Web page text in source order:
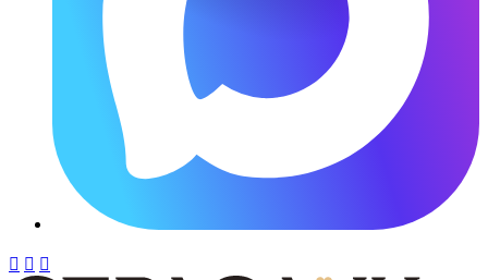
  